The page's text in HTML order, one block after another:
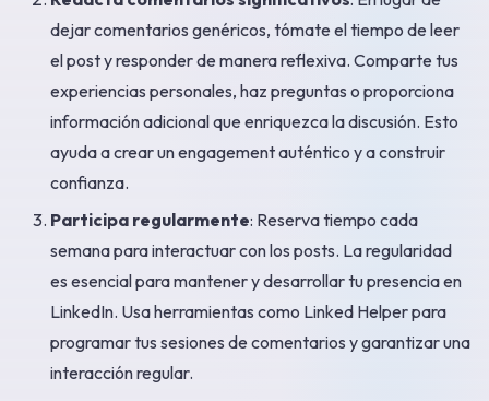
dejar comentarios genéricos, tómate el tiempo de leer
el post y responder de manera reflexiva. Comparte tus
experiencias personales, haz preguntas o proporciona
información adicional que enriquezca la discusión. Esto
ayuda a crear un engagement auténtico y a construir
confianza.
Participa regularmente: Reserva tiempo cada
semana para interactuar con los posts. La regularidad
es esencial para mantener y desarrollar tu presencia en
LinkedIn. Usa herramientas como Linked Helper para
programar tus sesiones de comentarios y garantizar una
interacción regular.